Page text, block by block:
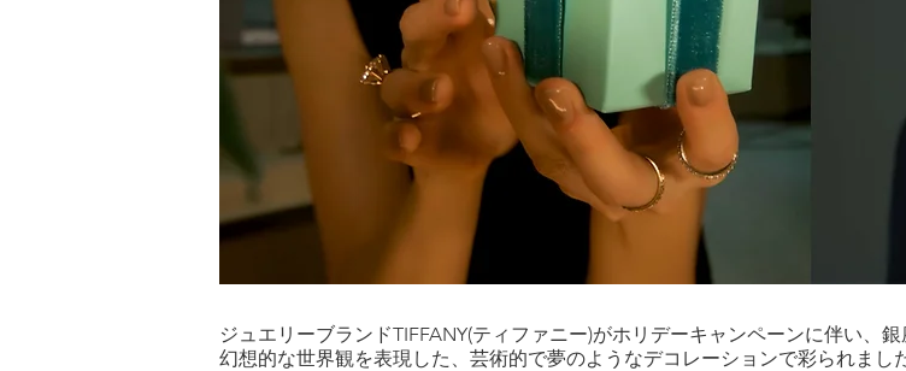
ジュエリーブランドTIFFANY(ティファニー)がホリデーキャンペーンに伴い、
幻想的な世界観を表現した、芸術的で夢のようなデコレーションで彩られました